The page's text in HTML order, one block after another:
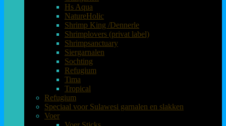
Hs Aqua
NatureHolic
Shrimp King /Dennerle
Shrimplovers (privat label)
Shrimpsanctuary
Siergarnalen
Sochting
Refugium
Tima
Tropical
Refugium
Speciaal voor Sulawesi garnalen en slakken
Voer